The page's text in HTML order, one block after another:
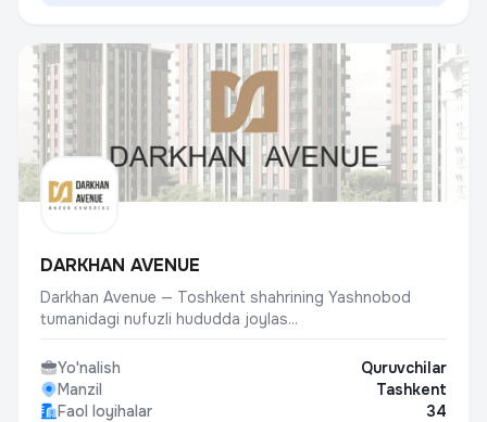
DARKHAN AVENUE
Darkhan Avenue — Toshkent shahrining Yashnobod
tumanidagi nufuzli hududda joylas...
Yo'nalish
Quruvchilar
Manzil
Tashkent
Faol loyihalar
34